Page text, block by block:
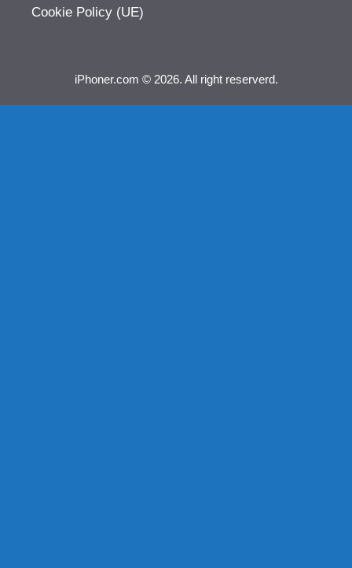
Cookie Policy (UE)
iPhoner.com © 2026. All right reserverd.